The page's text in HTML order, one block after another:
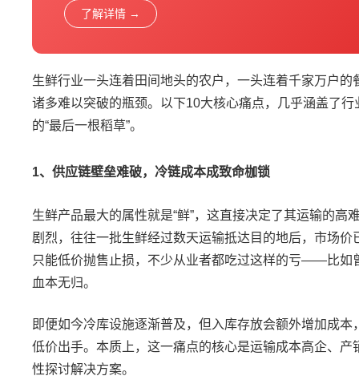
了解详情 →
生鲜行业一头连着田间地头的农户，一头连着千家万户
诸多难以突破的瓶颈。以下10大核心痛点，几乎涵盖了
的“最后一根稻草”。
1、供应链壁垒难破，冷链成本成致命枷锁
生鲜产品最大的属性就是“鲜”，这直接决定了其运输的高
剧烈，往往一批生鲜经过数天运输抵达目的地后，市场
只能低价抛售止损，不少从业者都吃过这样的亏——比如
血本无归。
即便如今冷库设施逐渐普及，但入库存放会额外增加成
低价出手。本质上，这一痛点的核心是运输成本高企、
性探讨解决方案。